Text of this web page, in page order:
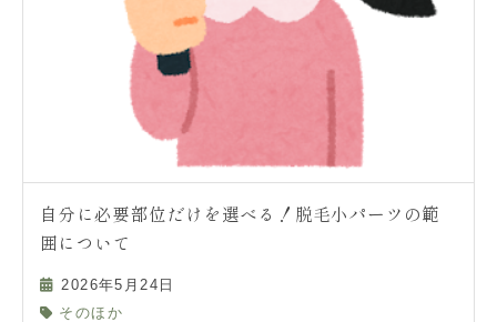
自分に必要部位だけを選べる！脱毛小パーツの範
囲について
2026年5月24日
そのほか